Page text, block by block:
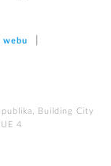
webu
Building City
4